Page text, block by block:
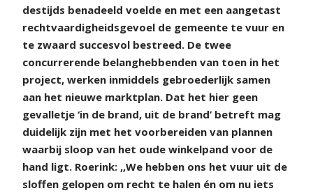
destijds benadeeld voelde en met een aangetast
rechtvaardigheidsgevoel de gemeente te vuur en
te zwaard succesvol bestreed. De twee
concurrerende belanghebbenden van toen in het
project, werken inmiddels gebroederlijk samen
aan het nieuwe marktplan. Dat het hier geen
gevalletje ‘in de brand, uit de brand’ betreft mag
duidelijk zijn met het voorbereiden van plannen
waarbij sloop van het oude winkelpand voor de
hand ligt. Roerink: ,,We hebben ons het vuur uit de
sloffen gelopen om recht te halen én om nu iets